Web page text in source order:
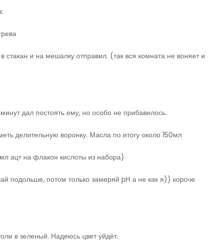
и на мешалку отправил. (так вся комната не воняет и
дал постоять ему, но особо не прибавилось.
делительную воронку. Масла по итогу около 150мл
ацт на флакон кислоты из набора)
подольше, потом только замеряй pH а не как я)) короче
в зеленый. Надеюсь цвет уйдёт.